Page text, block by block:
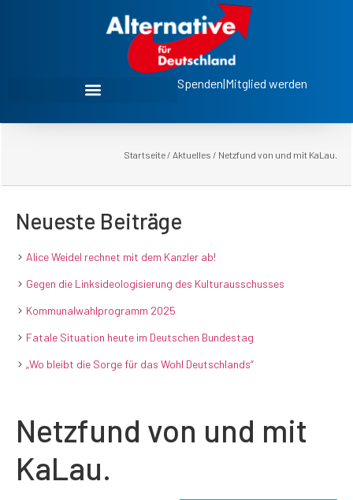
Spenden|Mitglied werden
Startseite / Aktuelles / Netzfund von und mit KaLau.
Neueste Beiträge
Alice Weidel rechnet mit dem Kanzler ab!
Gegen die Linksideologisierung des Kulturausschusses
Kommunalwahlprogramm 2025
Fatale Situation heute im Deutschen Bundestag
„Wo bleibt die Sorge für das Wohl Deutschlands“
Netzfund von und mit
KaLau.